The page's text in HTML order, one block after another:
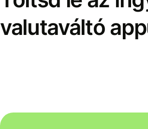
valutaváltó